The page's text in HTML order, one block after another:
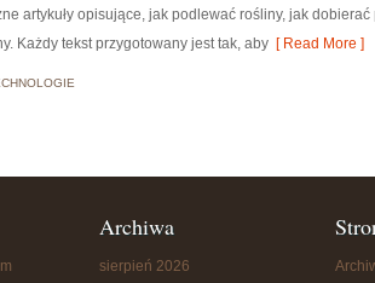
artykuły opisujące, jak podlewać rośliny, jak
Każdy tekst przygotowany jest tak, aby [ Read More ]
Archiwa
sierpień 2026